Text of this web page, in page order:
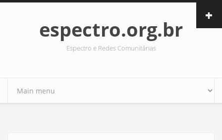
Skip to main content
espectro.org.br
Espectro e Redes Comunitárias